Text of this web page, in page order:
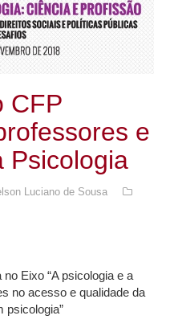
CFP
e
Psicologia
Luciano de Sousa
Eixo “A psicologia e a
no acesso e qualidade da
psicologia”